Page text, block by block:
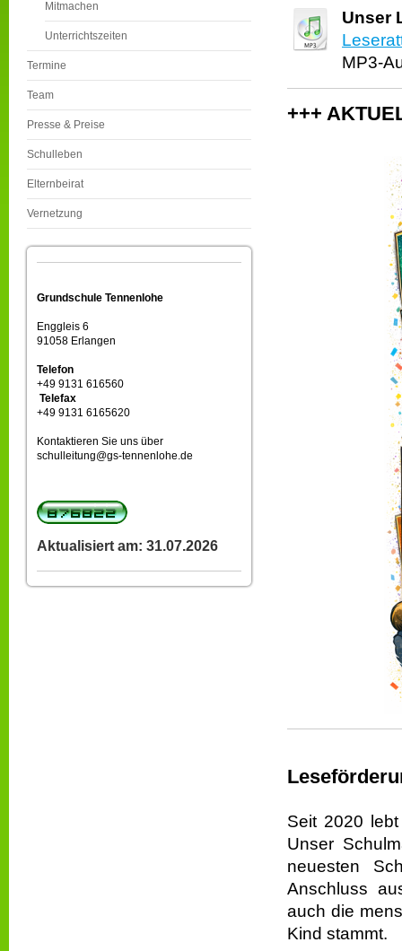
Mitmachen
Unterrichtszeiten
Termine
Team
Presse & Preise
Schulleben
Elternbeirat
Vernetzung
Grundschule Tennenlohe
Enggleis 6
91058 Erlangen
Telefon
+49 9131 616560
Telefax
+49 9131 6165620
Kontaktieren Sie uns über
schulleitung@gs-tennenlohe.de
Aktualisiert am: 31.07.2026
Unser
MP3-
+++
Seit 2020
Unser
neuesten
Anschluss
auch die
Kind stammt.